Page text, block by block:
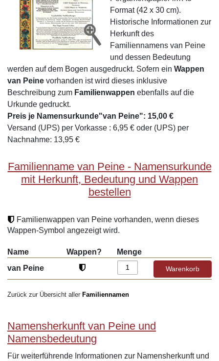
Format (42 x 30 cm).
Historische Informationen zur
Herkunft des
Familiennamens van Peine
und dessen Bedeutung
werden auf dem Bogen ausgedruckt. Sofern ein Wappen
van Peine vorhanden ist wird dieses inklusive
Beschreibung zum Familienwappen ebenfalls auf die
Urkunde gedruckt.
Preis je Namensurkunde"van Peine": 15,00 €
Versand (UPS) per Vorkasse : 6,95 € oder (UPS) per
Nachnahme: 13,95 €
Familienname van Peine - Namensurkunde
mit Herkunft, Bedeutung und Wappen
bestellen
Familienwappen van Peine vorhanden, wenn dieses
Wappen-Symbol angezeigt wird.
Name Wappen?
Menge
van Peine
Zurück zur Übersicht aller Familiennamen
Namensherkunft van Peine und
Namensbedeutung
Für weiterführende Informationen zur Namensherkunft und